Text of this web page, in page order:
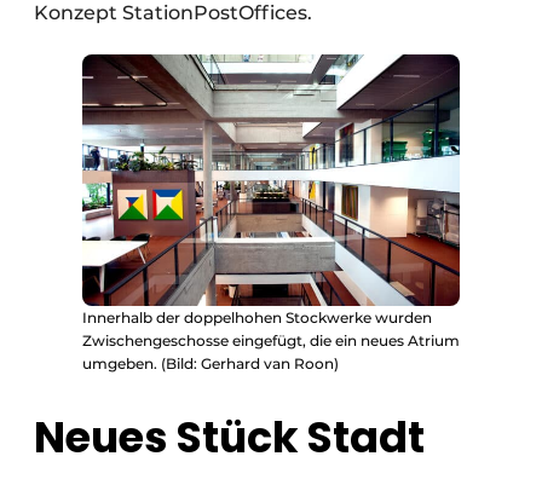
Konzept StationPostOffices.
Innerhalb der doppelhohen Stockwerke wurden
Zwischengeschosse eingefügt, die ein neues Atrium
umgeben. (Bild: Gerhard van Roon)
Neues Stück Stadt